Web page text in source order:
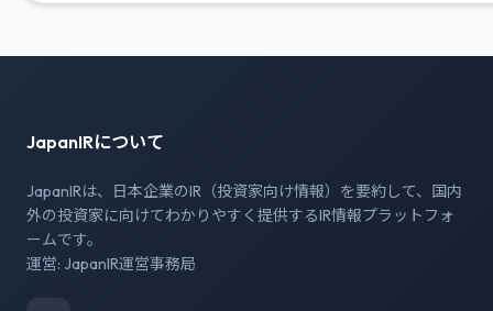
JapanIRについて
JapanIRは、日本企業のIR（投資家向け情報）を要約して、国内
外の投資家に向けてわかりやすく提供するIR情報プラットフォ
ームです。
運営: JapanIR運営事務局